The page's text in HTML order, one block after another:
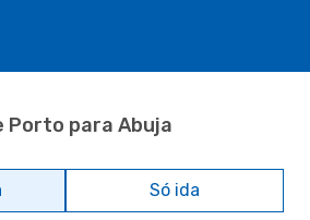
Porto para Abuja
Só ida